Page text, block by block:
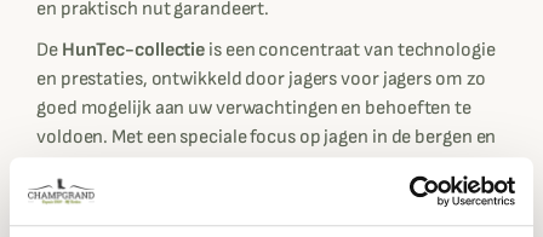
en praktisch nut garandeert.
De HunTec-collectie is een concentraat van technologie
en prestaties, ontwikkeld door jagers voor jagers om zo
goed mogelijk aan uw verwachtingen en behoeften te
voldoen. Met een speciale focus op jagen in de bergen en
brengt HunTec een assortiment samen dat is aangepast
aan verschillende weersomstandigheden en uw activiteit.